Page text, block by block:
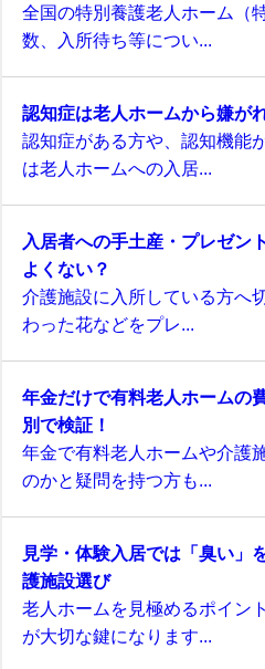
全国の特別養護老人ホーム（
数、入所待ち等につい...
認知症は老人ホームから嫌が
認知症がある方や、認知機能
は老人ホームへの入居...
入居者への手土産・プレゼン
よくない？
介護施設に入所している方へ
わった花などをプレ...
年金だけで有料老人ホームの
別で検証！
年金で有料老人ホームや介護
のかと疑問を持つ方も...
見学・体験入居では「臭い」
護施設選び
老人ホームを見極めるポイン
が大切な鍵になります...